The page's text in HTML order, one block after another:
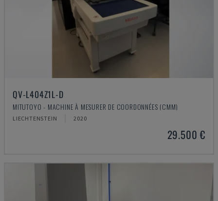
QV-L404Z1L-D
MITUTOYO - MACHINE À MESURER DE COORDONNÉES (CMM)
LIECHTENSTEIN 2020
29.500 €